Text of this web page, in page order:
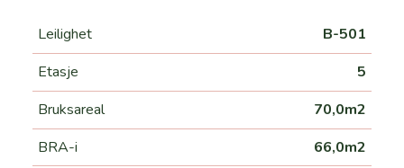
Leilighet
B-501
Etasje
5
Bruksareal
70,0m2
BRA-i
66,0m2